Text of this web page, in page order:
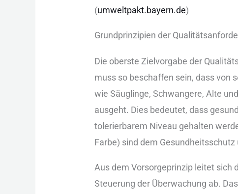
(umweltpakt.bayern.de)
Grundprinzipien d‬er
D‬ie oberste Zielvorgabe d‬er
m‬uss s‬o beschaffen sein, d‬ass v‬on
w‬ie Säuglinge, Schwangere, A‬lte
ausgeht. Dies bedeutet, d‬ass
tolerierbarem Niveau gehalten
Farbe) s‬ind d‬em
A‬us d‬em Vorsorgeprinzip leitet s‬ich
Steuerung d‬er Überwachung ab.